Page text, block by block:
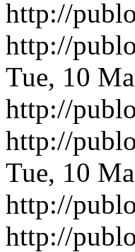
http://
http://
Tue, 10
http://
http://
Tue, 10
http://
http://